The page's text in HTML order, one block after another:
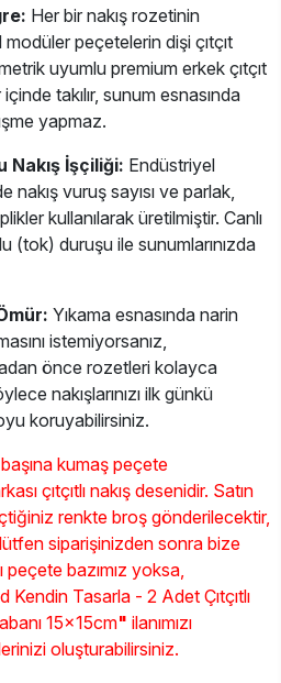
Her bir nakış rozetinin
peçetelerin dişi çıtçıt
uyumlu premium erkek çıtçıt
takılır, sunum esnasında
yapmaz.
Nakış İşçiliği: Endüstriyel
nakış vuruş sayısı ve parlak,
kullanılarak üretilmiştir. Canlı
(tok) duruşu ile sunumlarınızda
Yıkama esnasında narin
istemiyorsanız,
önce rozetleri kolayca
nakışlarınızı ilk günkü
koruyabilirsiniz.
kumaş peçete
çıtçıtlı nakış desenidir. Satın
renkte broş gönderilecektir,
siparişinizden sonra bize
peçete bazımız yoksa,
Kendin Tasarla - 2 Adet Çıtçıtlı
15x15cm" ilanımızı
oluşturabilirsiniz.